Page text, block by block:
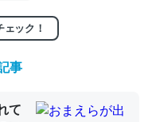
線」は回収されないけ
ック！
事
て